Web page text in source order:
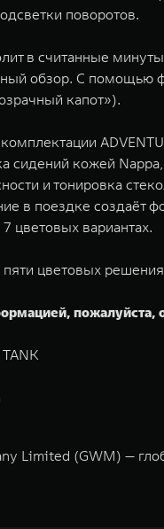
поворотов.
в считанные
обзор. С помощью
капот»).
сидений кожей
и тонировка
в поездке создаёт
цветовых вариантах.
пяти цветовых
пожалуйста,
Limited (GWM) —
Компания была